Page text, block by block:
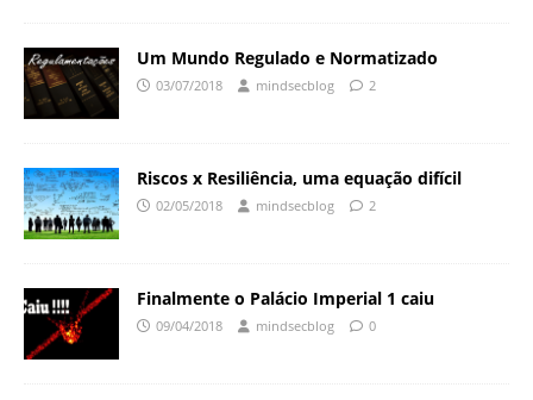
Um Mundo Regulado e Normatizado
03/07/2018 mindsecblog 2
Riscos x Resiliência, uma equação difícil
02/05/2018 mindsecblog 2
Finalmente o Palácio Imperial 1 caiu
09/04/2018 mindsecblog 0